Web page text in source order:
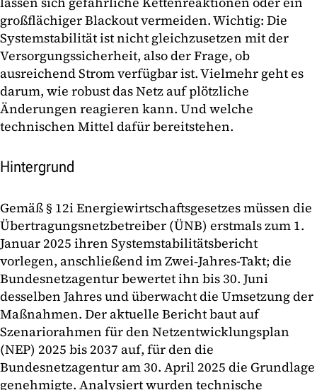
großflächiger Blackout vermeiden. Wichtig: Die
Systemstabilität ist nicht gleichzusetzen mit der
Versorgungssicherheit, also der Frage, ob
ausreichend Strom verfügbar ist. Vielmehr geht es
darum, wie robust das Netz auf plötzliche
Änderungen reagieren kann. Und welche
technischen Mittel dafür bereitstehen.
Hintergrund
Gemäß § 12i Energiewirtschaftsgesetzes müssen die
Übertragungsnetzbetreiber (ÜNB) erstmals zum 1.
Januar 2025 ihren Systemstabilitätsbericht
vorlegen, anschließend im Zwei‑Jahres-Takt; die
Bundesnetzagentur bewertet ihn bis 30. Juni
desselben Jahres und überwacht die Umsetzung der
Maßnahmen. Der aktuelle Bericht baut auf
Szenariorahmen für den Netzentwicklungsplan
(NEP) 2025 bis 2037 auf, für den die
Bundesnetzagentur am 30. April 2025 die Grundlage
genehmigte. Analysiert wurden technische